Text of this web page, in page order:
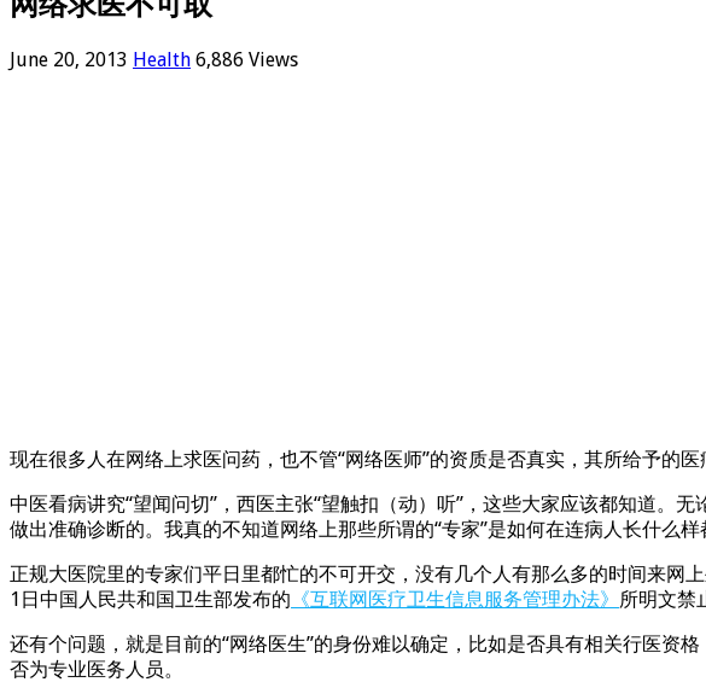
June 20, 2013 Health 6,886 Views
现在很多人在网络上求医问药，也不管“网络医师”的资质是否真实，其所给予的
中医看病讲究“望闻问切”，西医主张“望触扣（动）听”，这些大家应该都知道。
做出准确诊断的。我真的不知道网络上那些所谓的“专家”是如何在连病人长什么
正规大医院里的专家们平日里都忙的不可开交，没有几个人有那么多的时间来网
1日中国人民共和国卫生部发布的 《互联网医疗卫生信息服务管理办法》 所明文禁
还有个问题，就是目前的“网络医生”的身份难以确定，比如是否具有相关行医资
否为专业医务人员。